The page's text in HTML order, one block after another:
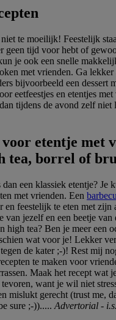
te moeilijk! Feestelijk
geen tijd voor hebt of
je ook een snelle
met vrienden. Ga lekker
bijvoorbeeld een dessert
eetfeestjes en etentjes
tijdens de avond zelf niet
etentje met
tea, borrel of
een klassiek etentje? Je
met vrienden. Een
en feestelijk te eten met zijn
van jezelf en een beetje van
high tea? Ben je meer een
wat voor je! Lekker
de kater ;-)! Rest mij
te maken voor
Maak het recept wat
want je wil niet
mislukt gerecht (trust me,
sure ;-))..... Advertorial -